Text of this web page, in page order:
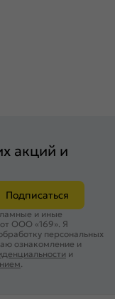
акций и
Подписаться
и иные
ООО «169». Я
персональных
ознакомление и
и
.